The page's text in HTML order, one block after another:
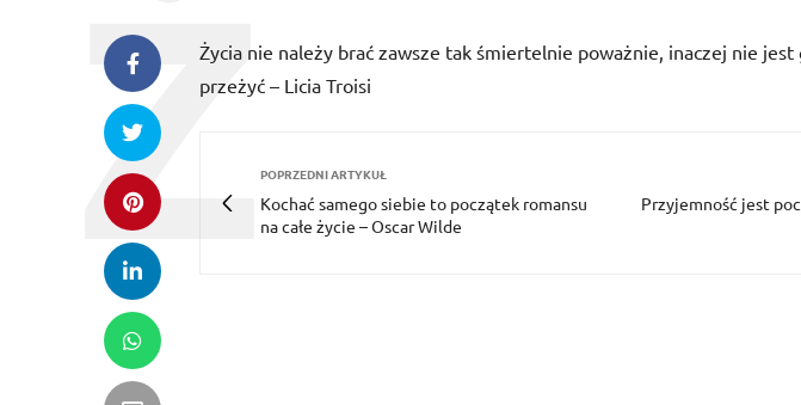
Życia nie należy brać zawsze tak śmiertelnie poważnie, inaczej nie
przeżyć – Licia Troisi
POPRZEDNI ARTYKUŁ
Kochać samego siebie to początek romansu
na całe życie – Oscar Wilde
Przyjemność jest